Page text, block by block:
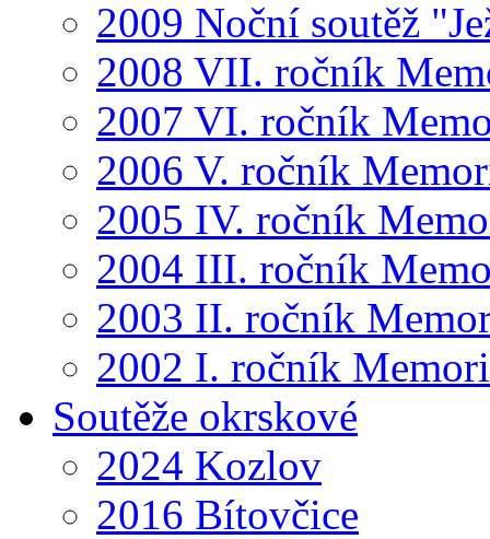
2009 Noční soutěž
2008 VII. ročník
2007 VI. ročník
2006 V. ročník
2005 IV. ročník
2004 III. ročník
2003 II. ročník
2002 I. ročník
Soutěže okrskové
2024 Kozlov
2016 Bítovčice